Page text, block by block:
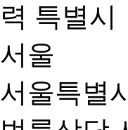
서울특별